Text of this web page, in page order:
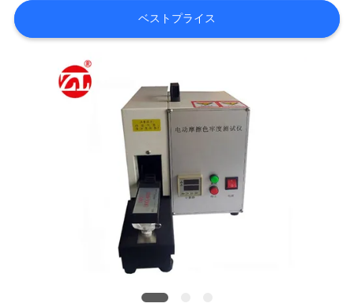
工
ベストプライス